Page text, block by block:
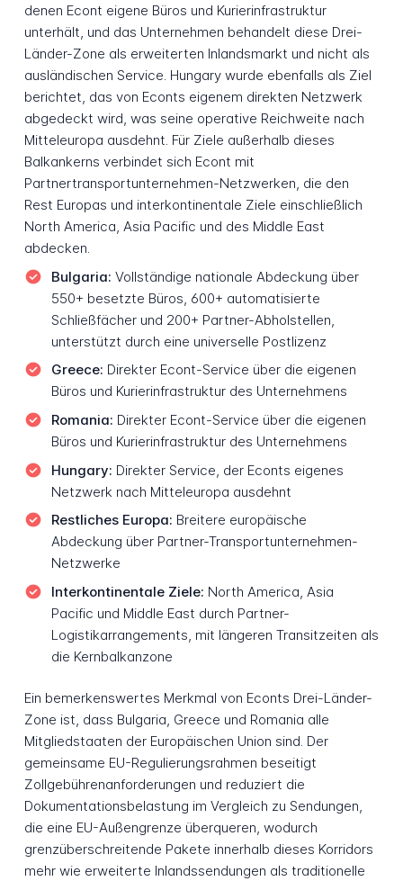
denen Econt eigene Büros und Kurierinfrastruktur
unterhält, und das Unternehmen behandelt diese Drei-
Länder-Zone als erweiterten Inlandsmarkt und nicht als
ausländischen Service. Hungary wurde ebenfalls als Ziel
berichtet, das von Econts eigenem direkten Netzwerk
abgedeckt wird, was seine operative Reichweite nach
Mitteleuropa ausdehnt. Für Ziele außerhalb dieses
Balkankerns verbindet sich Econt mit
Partnertransportunternehmen-Netzwerken, die den
Rest Europas und interkontinentale Ziele einschließlich
North America, Asia Pacific und des Middle East
abdecken.
Bulgaria: Vollständige nationale Abdeckung über
550+ besetzte Büros, 600+ automatisierte
Schließfächer und 200+ Partner-Abholstellen,
unterstützt durch eine universelle Postlizenz
Greece: Direkter Econt-Service über die eigenen
Büros und Kurierinfrastruktur des Unternehmens
Romania: Direkter Econt-Service über die eigenen
Büros und Kurierinfrastruktur des Unternehmens
Hungary: Direkter Service, der Econts eigenes
Netzwerk nach Mitteleuropa ausdehnt
Restliches Europa: Breitere europäische
Abdeckung über Partner-Transportunternehmen-
Netzwerke
Interkontinentale Ziele: North America, Asia
Pacific und Middle East durch Partner-
Logistikarrangements, mit längeren Transitzeiten als
die Kernbalkanzone
Ein bemerkenswertes Merkmal von Econts Drei-Länder-
Zone ist, dass Bulgaria, Greece und Romania alle
Mitgliedstaaten der Europäischen Union sind. Der
gemeinsame EU-Regulierungsrahmen beseitigt
Zollgebührenanforderungen und reduziert die
Dokumentationsbelastung im Vergleich zu Sendungen,
die eine EU-Außengrenze überqueren, wodurch
grenzüberschreitende Pakete innerhalb dieses Korridors
mehr wie erweiterte Inlandssendungen als traditionelle